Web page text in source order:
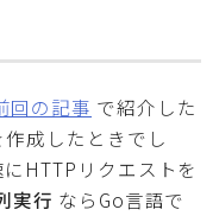
回の記事 で紹介した
成したときでし
HTTPリクエストを
実行 ならGo言語で